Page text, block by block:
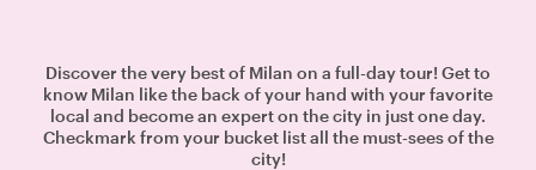
Discover the very best of Milan on a full-day tour! Get to
know Milan like the back of your hand with your favorite
local and become an expert on the city in just one day.
Checkmark from your bucket list all the must-sees of the
city!